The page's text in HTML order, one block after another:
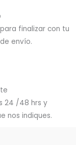
finalizar con tu
envío.
24 /48 hrs y
nos indiques.